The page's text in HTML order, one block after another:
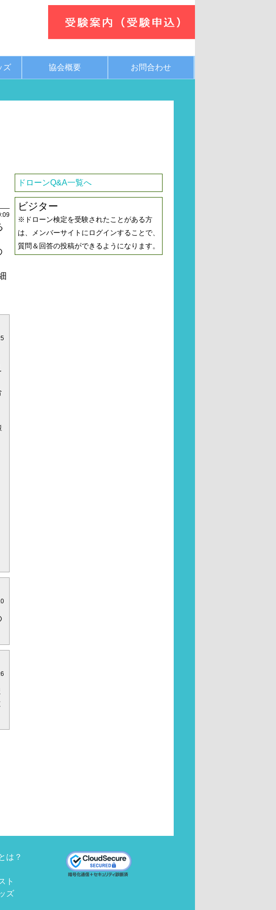
ズ 協会概要 お問合わせ
ドローンQ&A一覧へ
ビジター
※ドローン検定を受験されたことがある方
は、メンバーサイトにログインすることで、
質問＆回答の投稿ができるようになります。
は？
ト
ズ